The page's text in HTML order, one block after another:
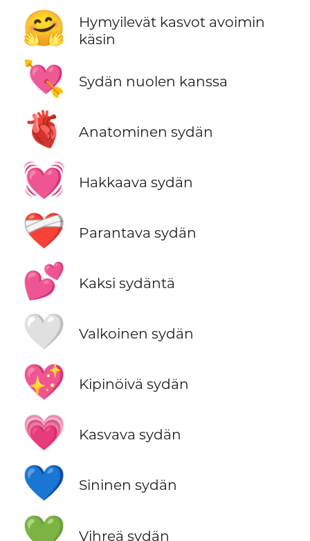
🤗
Hymyilevät kasvot avoimin
käsin
💘 Sydän nuolen kanssa
🫀 Anatominen sydän
💓 Hakkaava sydän
❤️‍🩹 Parantava sydän
💕 Kaksi sydäntä
🤍 Valkoinen sydän
💖 Kipinöivä sydän
💗 Kasvava sydän
💙 Sininen sydän
Vihreä sydän